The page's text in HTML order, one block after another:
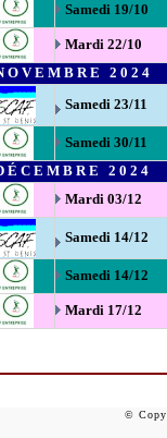
Samedi 19/10
Mardi 22/10
2024
Samedi 23/11
Samedi 30/11
2024
Mardi 03/12
Samedi 14/12
Samedi 14/12
Mardi 17/12
©